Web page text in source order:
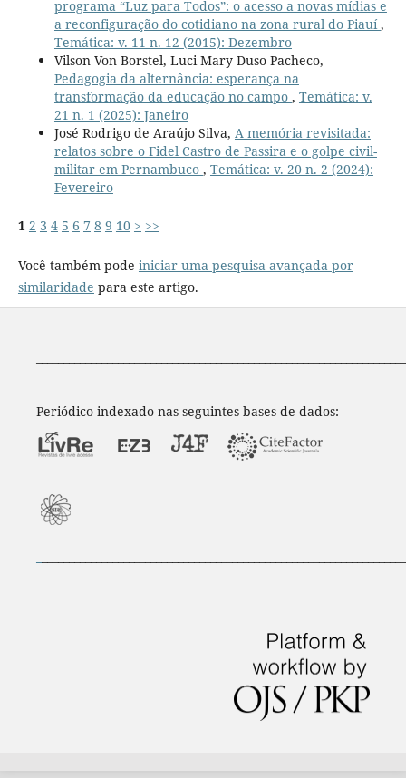
programa “Luz para Todos”: o acesso a novas mídias e
a reconfiguração do cotidiano na zona rural do Piauí ,
Temática: v. 11 n. 12 (2015): Dezembro
Vilson Von Borstel, Luci Mary Duso Pacheco,
Pedagogia da alternância: esperança na
transformação da educação no campo , Temática: v.
21 n. 1 (2025): Janeiro
José Rodrigo de Araújo Silva, A memória revisitada:
relatos sobre o Fidel Castro de Passira e o golpe civil-
militar em Pernambuco , Temática: v. 20 n. 2 (2024):
Fevereiro
1 2 3 4 5 6 7 8 9 10 > >>
Você também pode iniciar uma pesquisa avançada por
similaridade para este artigo.
Periódico indexado nas seguintes bases de dados: